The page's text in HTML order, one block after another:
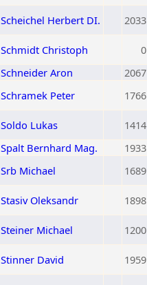
Scheichel Herbert DI. 2033
Schmidt Christoph 0
Schneider Aron 2067
Schramek Peter 1766
Soldo Lukas 1414
Spalt Bernhard Mag. 1933
Srb Michael 1689
Stasiv Oleksandr 1898
Steiner Michael 1200
Stinner David 1959